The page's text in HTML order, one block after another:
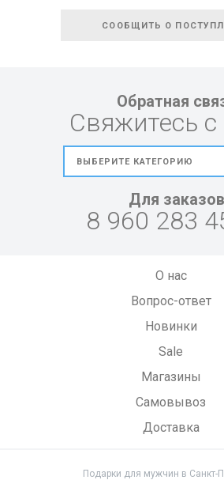
СООБЩИТЬ О
Обратная
Свяжитесь
Для заказов
8 960 283
О нас
Вопрос-ответ
Новинки
Sale
Магазины
Самовывоз
Доставка
Подарки для мужчин в Санкт-